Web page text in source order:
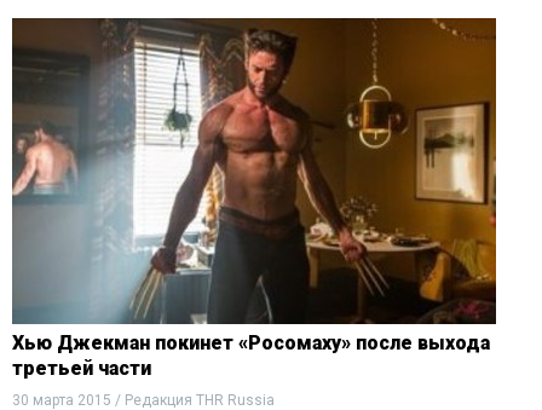
Хью Джекман покинет «Росомаху» после выхода
третьей части
30 марта 2015 / Редакция THR Russia